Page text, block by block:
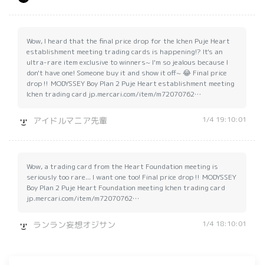
Wow, I heard that the final price drop for the Ichen Puje Heart
establishment meeting trading cards is happening!? It's an
ultra-rare item exclusive to winners~ I'm so jealous because I
don't have one! Someone buy it and show it off~ 😂 Final price
drop‼️ MODYSSEY Boy Plan 2 Puje Heart establishment meeting
Ichen trading card jp.mercari.com/item/m72070762…
アイドルマニア先輩 1/4 19:10:01
Wow, a trading card from the Heart Foundation meeting is
seriously too rare... I want one too! Final price drop‼️ MODYSSEY
Boy Plan 2 Puje Heart Foundation meeting Ichen trading card
jp.mercari.com/item/m72070762…
ランラン妄想オジサン 1/4 18:10:01